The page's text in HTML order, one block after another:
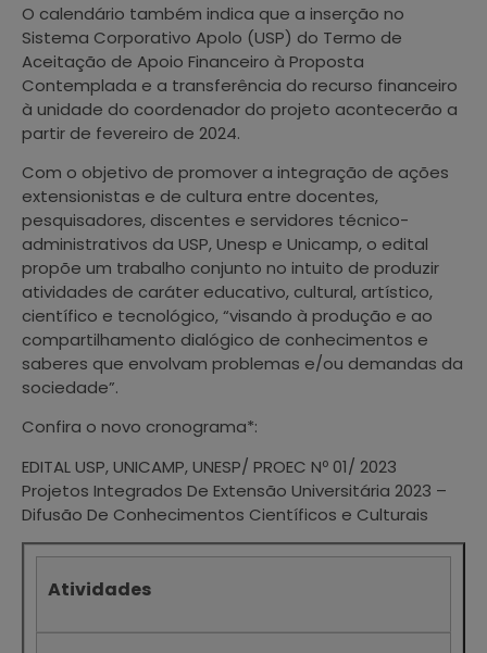
O calendário também indica que a inserção no
Sistema Corporativo Apolo (USP) do Termo de
Aceitação de Apoio Financeiro à Proposta
Contemplada e a transferência do recurso financeiro
à unidade do coordenador do projeto acontecerão a
partir de fevereiro de 2024.
Com o objetivo de promover a integração de ações
extensionistas e de cultura entre docentes,
pesquisadores, discentes e servidores técnico-
administrativos da USP, Unesp e Unicamp, o edital
propõe um trabalho conjunto no intuito de produzir
atividades de caráter educativo, cultural, artístico,
científico e tecnológico, “visando à produção e ao
compartilhamento dialógico de conhecimentos e
saberes que envolvam problemas e/ou demandas da
sociedade”.
Confira o novo cronograma*:
EDITAL USP, UNICAMP, UNESP/ PROEC Nº 01/ 2023
Projetos Integrados De Extensão Universitária 2023 –
Difusão De Conhecimentos Científicos e Culturais
Atividades